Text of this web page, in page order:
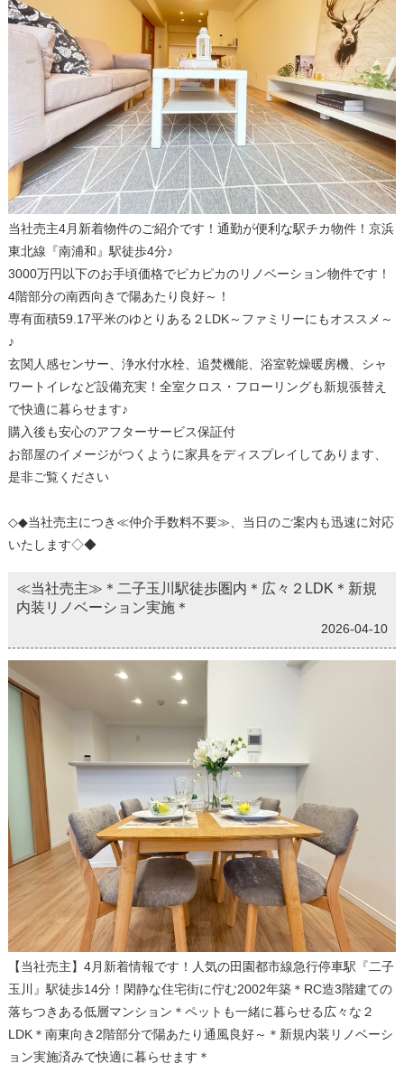
当社売主4月新着物件のご紹介です！通勤が便利な駅チカ物件！京浜
東北線『南浦和』駅徒歩4分♪
3000万円以下のお手頃価格でピカピカのリノベーション物件です！
4階部分の南西向きで陽あたり良好～！
専有面積59.17平米のゆとりある２LDK～ファミリーにもオススメ～
♪
玄関人感センサー、浄水付水栓、追焚機能、浴室乾燥暖房機、シャ
ワートイレなど設備充実！全室クロス・フローリングも新規張替え
で快適に暮らせます♪
購入後も安心のアフターサービス保証付
お部屋のイメージがつくように家具をディスプレイしてあります、
是非ご覧ください
◇◆当社売主につき≪仲介手数料不要≫、当日のご案内も迅速に対応
いたします◇◆
≪当社売主≫＊二子玉川駅徒歩圏内＊広々２LDK＊新規
内装リノベーション実施＊
2026-04-10
【当社売主】4月新着情報です！人気の田園都市線急行停車駅『二子
玉川』駅徒歩14分！閑静な住宅街に佇む2002年築＊RC造3階建ての
落ちつきある低層マンション＊ペットも一緒に暮らせる広々な２
LDK＊南東向き2階部分で陽あたり通風良好～＊新規内装リノベーシ
ョン実施済みで快適に暮らせます＊